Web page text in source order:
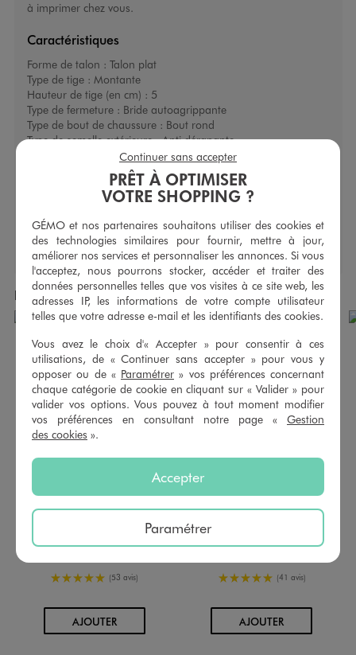
à imprimer chez vous.
Caractéristiques
Forme de talon : Talon plat
Type de tige : Montante
Hauteur de tige (en cm) : 5
Type de fermeture : Bride autoagrippante
Type de bout de chaussure : Bout rond
Type de semelle extérieure :Anti dérapante
Fermée
Produits achetés ensemble
Tee-shirt manches longues ample à col Claudine en dentelle anglaise bébé fille
9,99 €
5/5 de moyenne
(53 avis)
AJOUTERAU PANIER
Body manches longues à motif cirque bébé garçon (lot de 3)
10,99 €
5/5 de moyenne
(41 avis)
AJOUTERAU PANIER
PRÊT À OPTIMISER
VOTRE SHOPPING ?
GÉMO et nos partenaires souhaitons utiliser des cookies et
des technologies similaires pour fournir, mettre à jour,
améliorer nos services et personnaliser les annonces. Si vous
l'acceptez, nous pourrons stocker, accéder et traiter des
données personnelles telles que vos visites à ce site web, les
adresses IP, les informations de votre compte utilisateur
telles que votre adresse e-mail et les identifiants des cookies.
Vous avez le choix d'« Accepter » pour consentir à ces
utilisations, de « Continuer sans accepter » pour vous y
opposer ou de « Paramétrer » vos préférences concernant
chaque catégorie de cookie en cliquant sur « Valider » pour
valider vos options. Vous pouvez à tout moment modifier
vos préférences en consultant notre page « Gestion
des cookies ».
Accepter
Paramétrer
Continuer sans accepter